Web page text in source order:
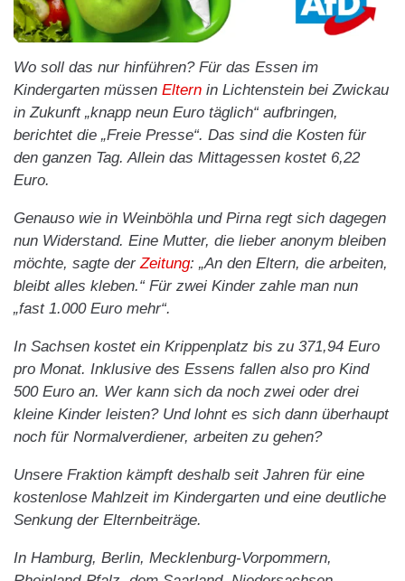
Wo soll das nur hinführen? Für das Essen im
Kindergarten müssen Eltern in Lichtenstein bei Zwickau
in Zukunft „knapp neun Euro täglich“ aufbringen,
berichtet die „Freie Presse“. Das sind die Kosten für
den ganzen Tag. Allein das Mittagessen kostet 6,22
Euro.
Genauso wie in Weinböhla und Pirna regt sich dagegen
nun Widerstand. Eine Mutter, die lieber anonym bleiben
möchte, sagte der Zeitung: „An den Eltern, die arbeiten,
bleibt alles kleben.“ Für zwei Kinder zahle man nun
„fast 1.000 Euro mehr“.
In Sachsen kostet ein Krippenplatz bis zu 371,94 Euro
pro Monat. Inklusive des Essens fallen also pro Kind
500 Euro an. Wer kann sich da noch zwei oder drei
kleine Kinder leisten? Und lohnt es sich dann überhaupt
noch für Normalverdiener, arbeiten zu gehen?
Unsere Fraktion kämpft deshalb seit Jahren für eine
kostenlose Mahlzeit im Kindergarten und eine deutliche
Senkung der Elternbeiträge.
In Hamburg, Berlin, Mecklenburg-Vorpommern,